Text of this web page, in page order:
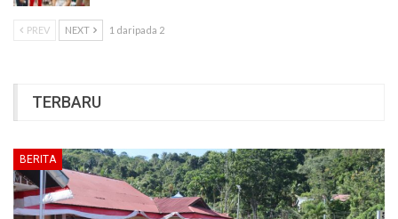
PREV NEXT 1 daripada 2
TERBARU
BERITA